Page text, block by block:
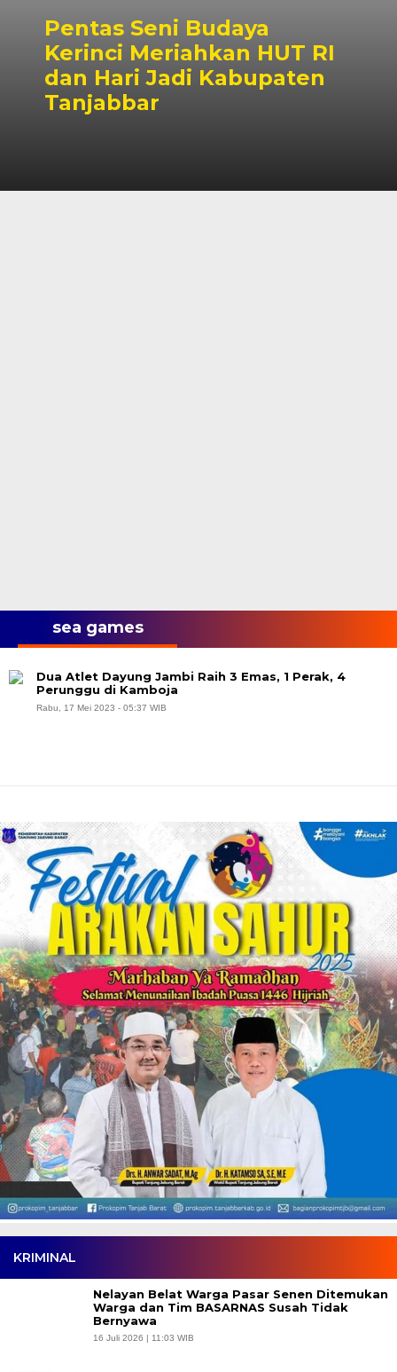
Pentas Seni Budaya
Kerinci Meriahkan HUT RI
dan Hari Jadi Kabupaten
Tanjabbar
KRIMINAL
Nelayan Belat Warga Pasar Senen Ditemukan
Warga dan Tim BASARNAS Susah Tidak
Bernyawa
16 Juli 2026 | 11:03 WIB
sea games
Dua Atlet Dayung Jambi Raih 3 Emas, 1 Perak, 4
Perunggu di Kamboja
Rabu, 17 Mei 2023 - 05:37 WIB